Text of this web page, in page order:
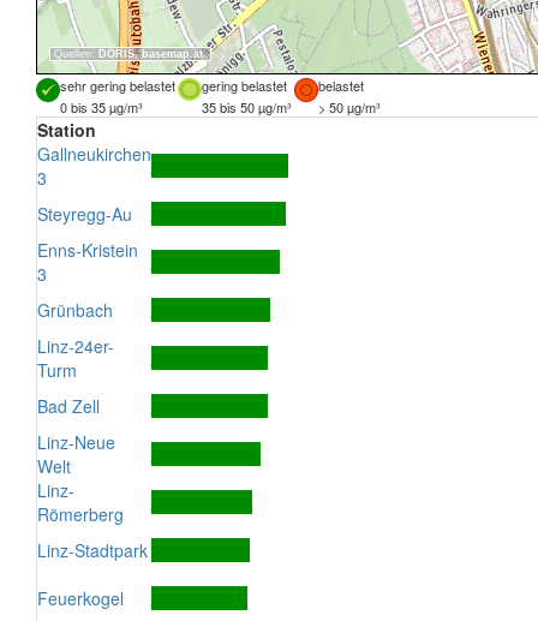
Quellen: DORIS, basemap.at
sehr gering belastet gering belastet
belastet
0 bis 35 µg/m³
35 bis 50 µg/m³ > 50 µg/m³
Station
Gallneukirchen
3
Steyregg-Au
Enns-Kristein
3
Grünbach
Linz-24er-
Turm
Bad Zell
Linz-Neue
Welt
Linz-
Römerberg
Linz-Stadtpark
Feuerkogel